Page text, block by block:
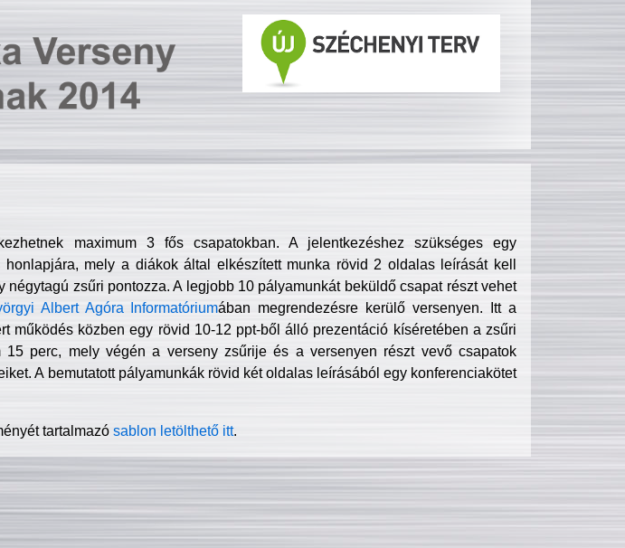
maximum 3 fős csapatokban. A jelentkezéshez szükséges egy
mely a diákok által elkészített munka rövid 2 oldalas leírását kell
négytagú zsűri pontozza. A legjobb 10 pályamunkát beküldő csapat részt vehet
Albert Agóra Informatóriumában megrendezésre kerülő versenyen. Itt a
működés közben egy rövid 10-12 ppt-ből álló prezentáció kíséretében a zsűri
15 perc, mely végén a verseny zsűrije és a versenyen részt vevő csapatok
A bemutatott pályamunkák rövid két oldalas leírásából egy konferenciakötet
tartalmazósablon letölthető itt.